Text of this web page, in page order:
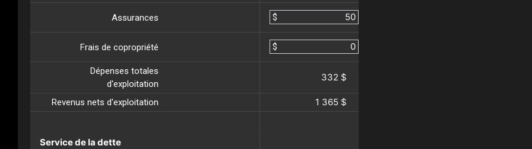
Assurances $
Frais de copropriété $
Dépenses totales
d'exploitation
332 $
Revenus nets d'exploitation 1 365 $
Service de la dette